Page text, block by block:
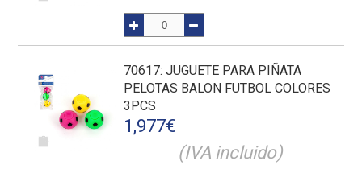
70617: JUGUETE PARA PIÑATA
PELOTAS BALON FUTBOL COLORES
3PCS
1,977€
(IVA incluido)